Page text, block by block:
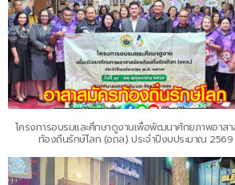
โครงการอบรมและศึกษาดูงานเพื่อพัฒนาศักยภาพอาส
ท้องถิ่นรักษ์โลก (อถล.) ประจำปีงบประมาณ 2569